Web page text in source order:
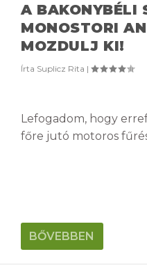
A BAKONYBÉLI
MONOSTORI
MOZDULJ KI!
Írta Suplicz Rita |
Lefogadom, hogy
főre jutó motoros
BŐVEBBEN